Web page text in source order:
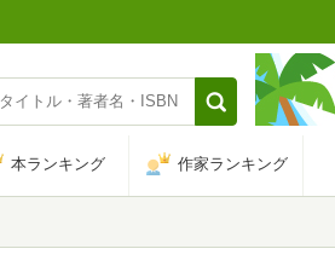
本ランキング 作家ランキング